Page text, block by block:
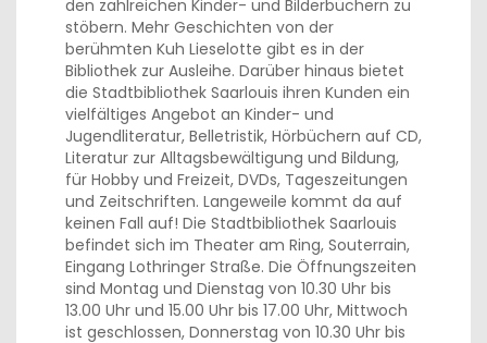
den zahlreichen Kinder- und Bilderbüchern zu
stöbern. Mehr Geschichten von der
berühmten Kuh Lieselotte gibt es in der
Bibliothek zur Ausleihe. Darüber hinaus bietet
die Stadtbibliothek Saarlouis ihren Kunden ein
vielfältiges Angebot an Kinder- und
Jugendliteratur, Belletristik, Hörbüchern auf CD,
Literatur zur Alltagsbewältigung und Bildung,
für Hobby und Freizeit, DVDs, Tageszeitungen
und Zeitschriften. Langeweile kommt da auf
keinen Fall auf! Die Stadtbibliothek Saarlouis
befindet sich im Theater am Ring, Souterrain,
Eingang Lothringer Straße. Die Öffnungszeiten
sind Montag und Dienstag von 10.30 Uhr bis
13.00 Uhr und 15.00 Uhr bis 17.00 Uhr, Mittwoch
ist geschlossen, Donnerstag von 10.30 Uhr bis